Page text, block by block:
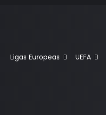
Ligas Europeas UEFA